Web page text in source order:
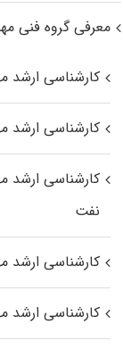
معرفی گروه فنی
کارشناسی ارشد
کارشناسی ارشد
کارشناسی ارشد
نفت
کارشناسی ارشد
کارشناسی